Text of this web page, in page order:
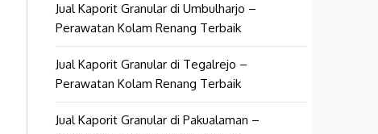
Jual Kaporit Granular di Umbulharjo –
Perawatan Kolam Renang Terbaik
Jual Kaporit Granular di Tegalrejo –
Perawatan Kolam Renang Terbaik
Jual Kaporit Granular di Pakualaman –